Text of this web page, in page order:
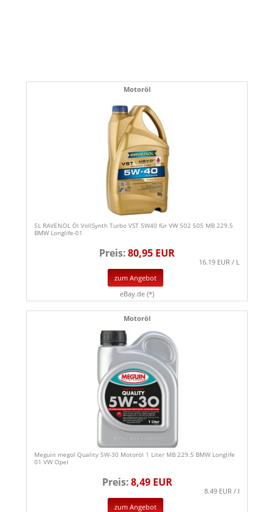
Motoröl
5L RAVENOL Öl VollSynth Turbo VST 5W40 für VW 502 505 MB 229.5
BMW Longlife-01
Preis:80,95 EUR
16.19 EUR / L
zum Angebot
eBay.de (*)
Motoröl
Meguin megol Quality 5W-30 Motoröl 1 Liter MB 229.5 BMW Longlife
01 VW Opel
Preis:8,49 EUR
8.49 EUR / l
zum Angebot